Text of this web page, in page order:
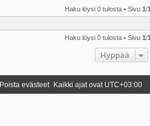
Haku löysi 0 tulosta • Sivu1/1
Haku löysi 0 tulosta • Sivu1/1
Hyppää
Kaikki ajat ovat UTC+03:00
Poista evästeet